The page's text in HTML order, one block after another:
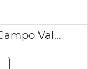
Compra busto Marqués de Campo València